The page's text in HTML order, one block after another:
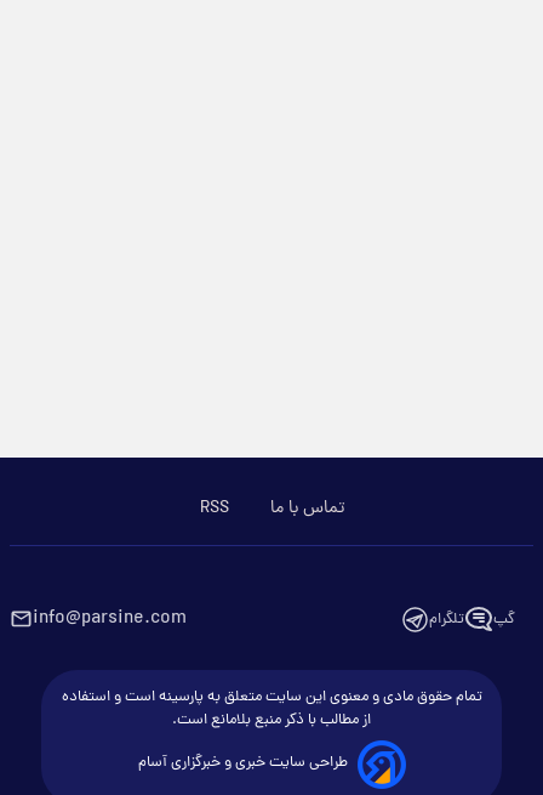
تماس با ما RSS
گپ تلگرام info@parsine.com
تمام حقوق مادی و معنوی این سایت متعلق به پارسینه است و استفاده
از مطالب با ذکر منبع بلامانع است.
طراحی سایت خبری و خبرگزاری آسام